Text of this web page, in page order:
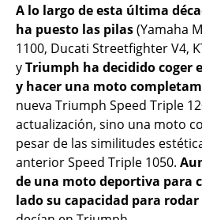
A lo largo de esta última
ha puesto las pilas(Yamaha
1100, Ducati Streetfighter V4,
yTriumph ha decidido coger
y hacer una moto
nueva Triumph Speed Triple
actualización, sino una moto
pesar de las similitudes
anterior Speed Triple 1050.
de una moto deportiva para
lado su capacidad para